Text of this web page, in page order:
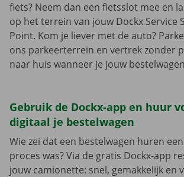
fiets? Neem dan een fietsslot mee en
op het terrein van jouw Dockx Service
Point. Kom je liever met de auto?
ons parkeerterrein en vertrek zonder
naar huis wanneer je jouw
Gebruik de Dockx-app en huur
digitaal je bestelwagen
Wie zei dat een bestelwagen huren
proces was? Via de gratis Dockx-app
jouw camionette: snel, gemakkelijk en